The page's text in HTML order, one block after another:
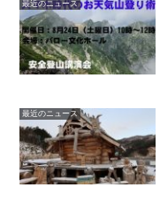
最近のニュース
最近のニュース